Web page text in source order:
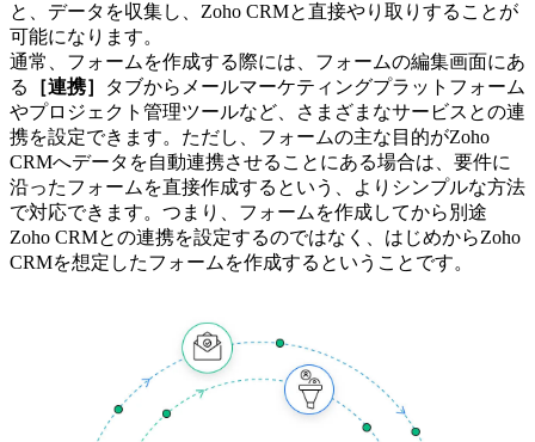
と、データを収集し、Zoho CRMと直接やり取りすることが
可能になります。
通常、フォームを作成する際には、フォームの編集画面にあ
る
［連携］
タブからメールマーケティングプラットフォーム
やプロジェクト管理ツールなど、さまざまなサービスとの連
携を設定できます。ただし、フォームの主な目的がZoho
CRMへデータを自動連携させることにある場合は、要件に
沿ったフォームを直接作成するという、よりシンプルな方法
で対応できます。つまり、フォームを作成してから別途
Zoho CRMとの連携を設定するのではなく、はじめからZoho
CRMを想定したフォームを作成するということです。